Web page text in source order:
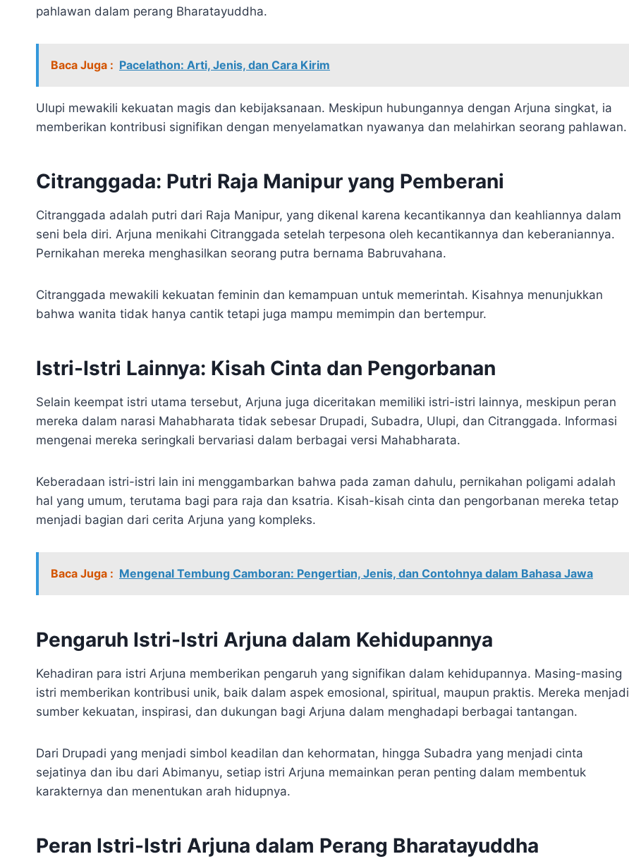
pahlawan dalam perang Bharatayuddha.
Baca Juga : Pacelathon: Arti, Jenis, dan Cara Kirim
Ulupi mewakili kekuatan magis dan kebijaksanaan. Meskipun hubungannya dengan Arjuna singkat, ia
memberikan kontribusi signifikan dengan menyelamatkan nyawanya dan melahirkan seorang pahlawan.
Citranggada: Putri Raja Manipur yang Pemberani
Citranggada adalah putri dari Raja Manipur, yang dikenal karena kecantikannya dan keahliannya dalam
seni bela diri. Arjuna menikahi Citranggada setelah terpesona oleh kecantikannya dan keberaniannya.
Pernikahan mereka menghasilkan seorang putra bernama Babruvahana.
Citranggada mewakili kekuatan feminin dan kemampuan untuk memerintah. Kisahnya menunjukkan
bahwa wanita tidak hanya cantik tetapi juga mampu memimpin dan bertempur.
Istri-Istri Lainnya: Kisah Cinta dan Pengorbanan
Selain keempat istri utama tersebut, Arjuna juga diceritakan memiliki istri-istri lainnya, meskipun peran
mereka dalam narasi Mahabharata tidak sebesar Drupadi, Subadra, Ulupi, dan Citranggada. Informasi
mengenai mereka seringkali bervariasi dalam berbagai versi Mahabharata.
Keberadaan istri-istri lain ini menggambarkan bahwa pada zaman dahulu, pernikahan poligami adalah
hal yang umum, terutama bagi para raja dan ksatria. Kisah-kisah cinta dan pengorbanan mereka tetap
menjadi bagian dari cerita Arjuna yang kompleks.
Baca Juga : Mengenal Tembung Camboran: Pengertian, Jenis, dan Contohnya dalam Bahasa Jawa
Pengaruh Istri-Istri Arjuna dalam Kehidupannya
Kehadiran para istri Arjuna memberikan pengaruh yang signifikan dalam kehidupannya. Masing-masing
istri memberikan kontribusi unik, baik dalam aspek emosional, spiritual, maupun praktis. Mereka menjadi
sumber kekuatan, inspirasi, dan dukungan bagi Arjuna dalam menghadapi berbagai tantangan.
Dari Drupadi yang menjadi simbol keadilan dan kehormatan, hingga Subadra yang menjadi cinta
sejatinya dan ibu dari Abimanyu, setiap istri Arjuna memainkan peran penting dalam membentuk
karakternya dan menentukan arah hidupnya.
Peran Istri-Istri Arjuna dalam Perang Bharatayuddha